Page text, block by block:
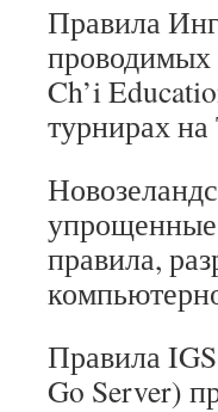
Правила
проводимых
Ch’i
турнирах
упрощенные
правила,
Правила
Go Server)